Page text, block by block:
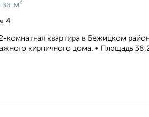
за м²
4
комнатная квартира в Бежицком
кирпичного дома. • Площадь